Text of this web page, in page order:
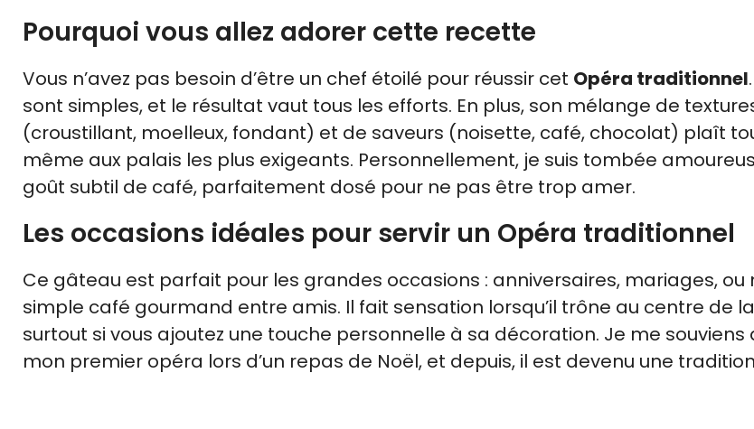
Pourquoi vous allez adorer cette recette
Vous n’avez pas besoin d’être un chef étoilé pour réussir cet Opéra traditionnel
sont simples, et le résultat vaut tous les efforts. En plus, son mélange de
(croustillant, moelleux, fondant) et de saveurs (noisette, café, chocolat) plaît
même aux palais les plus exigeants. Personnellement, je suis tombée
goût subtil de café, parfaitement dosé pour ne pas être trop amer.
Les occasions idéales pour servir un Opéra traditionnel
Ce gâteau est parfait pour les grandes occasions : anniversaires, mariages, ou
simple café gourmand entre amis. Il fait sensation lorsqu’il trône au centre de
surtout si vous ajoutez une touche personnelle à sa décoration. Je me souviens
mon premier opéra lors d’un repas de Noël, et depuis, il est devenu une